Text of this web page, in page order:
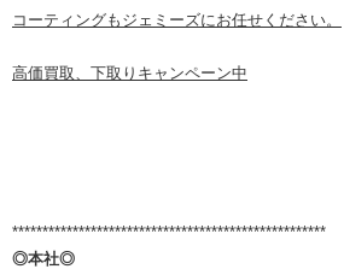
コーティングもジェミーズにお任せください。
高価買取、下取りキャンペーン中
****************************************************
◎本社◎